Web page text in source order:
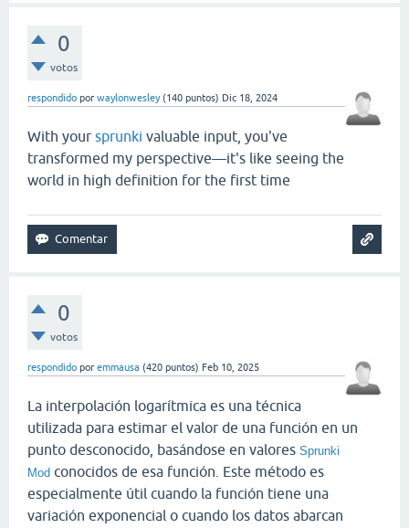
0
votos
respondido por waylonwesley (140 puntos) Dic 18, 2024
With your sprunki valuable input, you've
transformed my perspective—it's like seeing the
world in high definition for the first time
0
votos
respondido por emmausa (420 puntos) Feb 10, 2025
La interpolación logarítmica es una técnica
utilizada para estimar el valor de una función en un
punto desconocido, basándose en valores Sprunki
Mod conocidos de esa función. Este método es
especialmente útil cuando la función tiene una
variación exponencial o cuando los datos abarcan